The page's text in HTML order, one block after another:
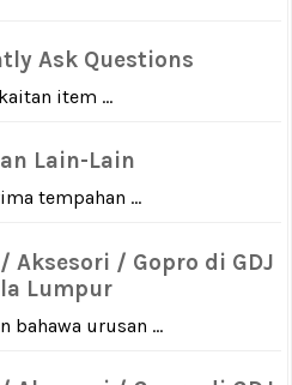
Ask Questions
item ...
Lain-Lain
tempahan ...
Aksesori / Gopro di GDJ
Lumpur
bahawa urusan ...